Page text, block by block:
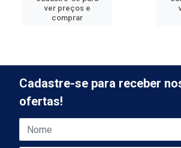
ver preços e
comprar
Cadastre-se para receber
ofertas!